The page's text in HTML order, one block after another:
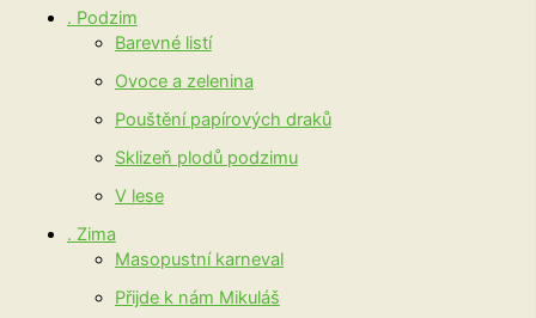
. Podzim
Barevné listí
Ovoce a zelenina
Pouštění papírových draků
Sklizeň plodů podzimu
V lese
. Zima
Masopustní karneval
Přijde k nám Mikuláš